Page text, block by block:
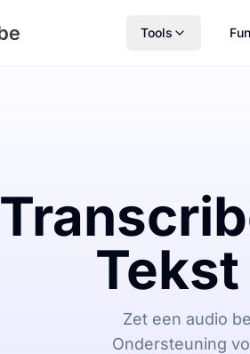
Tools
Zet een audio
Ondersteuning